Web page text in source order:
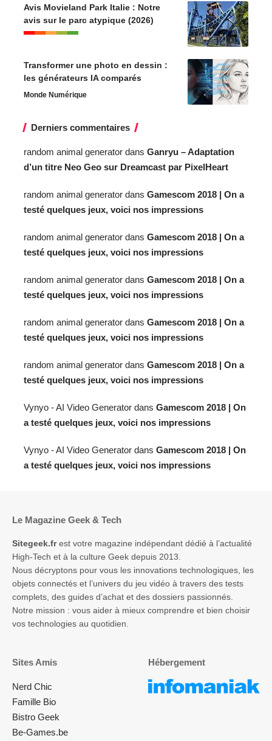
Avis Movieland Park Italie : Notre
avis sur le parc atypique (2026)
Transformer une photo en dessin :
les générateurs IA comparés
Monde Numérique
Derniers commentaires
random animal generator dans Ganryu – Adaptation
d’un titre Neo Geo sur Dreamcast par PixelHeart
random animal generator dans Gamescom 2018 | On a
testé quelques jeux, voici nos impressions
random animal generator dans Gamescom 2018 | On a
testé quelques jeux, voici nos impressions
random animal generator dans Gamescom 2018 | On a
testé quelques jeux, voici nos impressions
random animal generator dans Gamescom 2018 | On a
testé quelques jeux, voici nos impressions
random animal generator dans Gamescom 2018 | On a
testé quelques jeux, voici nos impressions
Vynyo - AI Video Generator dans Gamescom 2018 | On
a testé quelques jeux, voici nos impressions
Vynyo - AI Video Generator dans Gamescom 2018 | On
a testé quelques jeux, voici nos impressions
Le Magazine Geek & Tech
Sitegeek.frest votre magazine indépendant dédié à l’actualité
High-Tech et à la culture Geek depuis 2013.
Nous décryptons pour vous les innovations technologiques, les
objets connectés et l’univers du jeu vidéo à travers des tests
complets, des guides d’achat et des dossiers passionnés.
Notre mission : vous aider à mieux comprendre et bien choisir
vos technologies au quotidien.
Sites Amis
Nerd Chic
Famille Bio
Bistro Geek
Be-Games.be
Hébergement